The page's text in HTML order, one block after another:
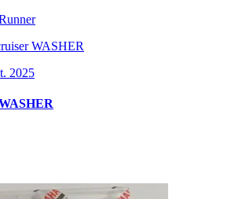
2025